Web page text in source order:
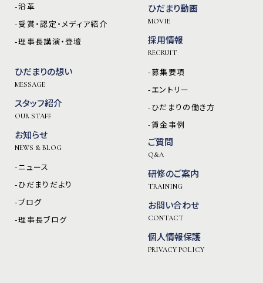
-沿革
-受賞・認定・メディア紹介
-理事長講演・登壇
ひだまりの想い
MESSAGE
スタッフ紹介
OUR STAFF
お知らせ
NEWS & BLOG
-ニュース
-ひだまりだより
-ブログ
-理事長ブログ
ひだまり動画
MOVIE
採用情報
RECRUIT
-募集要項
-エントリー
-ひだまりの働き方
-賃金事例
ご質問
Q&A
研修のご案内
TRAINING
お問い合わせ
CONTACT
個人情報保護
PRIVACY POLICY